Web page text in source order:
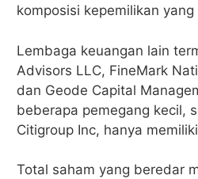
komposisi kepemilikan
Lembaga keuangan lain
Advisors LLC, FineMark
dan Geode Capital
beberapa pemegang kecil,
Citigroup Inc, hanya
Total saham yang beredar